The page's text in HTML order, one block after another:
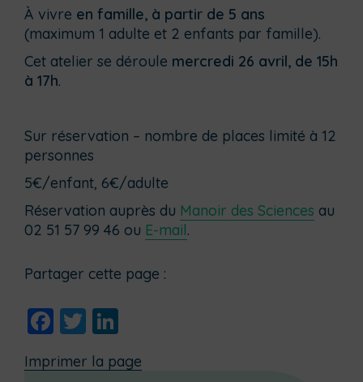
À vivre en famille, à partir de 5 ans
(maximum 1 adulte et 2 enfants par famille).
Cet atelier se déroule mercredi 26 avril, de 15h
à 17h.
Sur réservation – nombre de places limité à 12
personnes
5€/enfant, 6€/adulte
Réservation auprès du Manoir des Sciences au
02 51 57 99 46 ou E-mail.
Partager cette page :
Facebook
Twitter
Imprimer la page